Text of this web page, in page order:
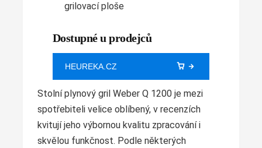
grilovací ploše
Dostupné u prodejců
HEUREKA.CZ
Stolní plynový gril Weber Q 1200 je mezi
spotřebiteli velice oblíbený, v recenzích
kvitují jeho výbornou kvalitu zpracování i
skvělou funkčnost. Podle některých